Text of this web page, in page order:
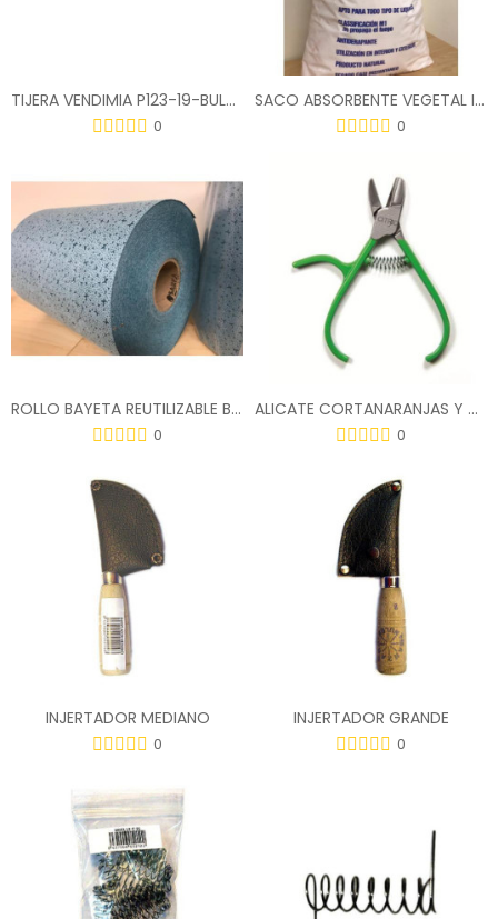
TIJERA VENDIMIA P123-19-BULK15
0
SACO ABSORBENTE VEGETAL IGNIFUGO ECO ABSORB 7KG
0
ROLLO BAYETA REUTILIZABLE BLUE-SORB 5KG D-360
0
ALICATE CORTANARANJAS Y CITRICOS C-1
0
INJERTADOR MEDIANO
0
INJERTADOR GRANDE
0